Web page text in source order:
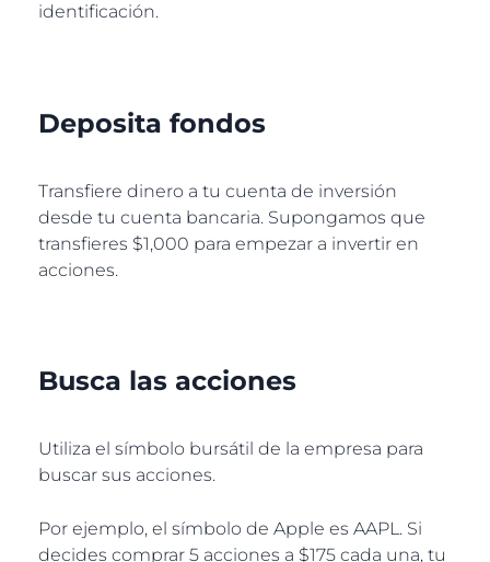
identificación.
Deposita fondos
Transfiere dinero a tu cuenta de inversión
desde tu cuenta bancaria. Supongamos que
transfieres $1,000 para empezar a invertir en
acciones.
Busca las acciones
Utiliza el símbolo bursátil de la empresa para
buscar sus acciones.
Por ejemplo, el símbolo de Apple es AAPL. Si
decides comprar 5 acciones a $175 cada una, tu